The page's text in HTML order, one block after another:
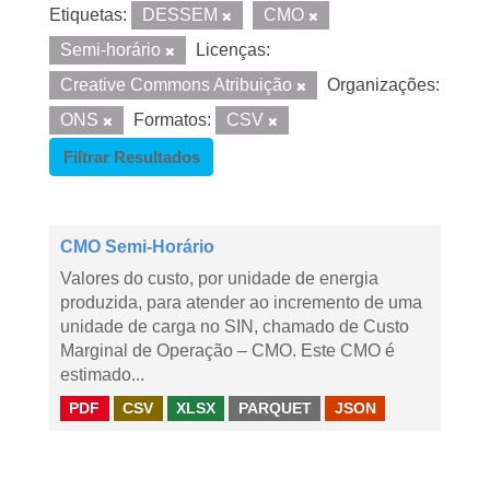
Etiquetas: DESSEM
CMO
Semi-horário
Licenças:
Creative Commons Atribuição
Organizações:
ONS
Formatos:
CSV
Filtrar Resultados
CMO Semi-Horário
Valores do custo, por unidade de energia
produzida, para atender ao incremento de uma
unidade de carga no SIN, chamado de Custo
Marginal de Operação – CMO. Este CMO é
estimado...
PDF CSV XLSX PARQUET JSON